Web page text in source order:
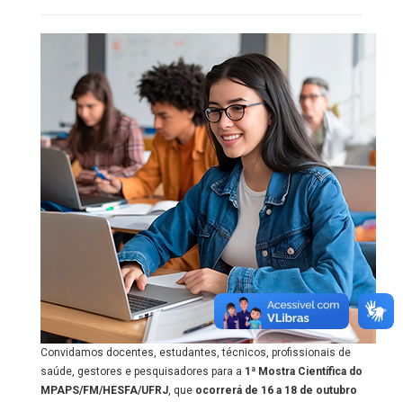
Convidamos docentes, estudantes, técnicos, profissionais de
saúde, gestores e pesquisadores para a 1ª Mostra Científica do
MPAPS/FM/HESFA/UFRJ, que ocorrerá de 16 a 18 de outubro